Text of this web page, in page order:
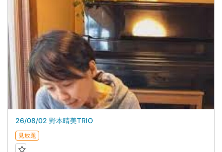
26/08/02 野本晴美TRIO
見放題